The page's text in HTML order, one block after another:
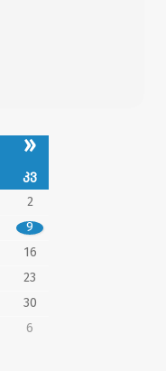
»
კვ
2
9
16
23
30
6